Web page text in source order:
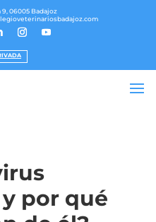
9, 06005 Badajoz
por qué